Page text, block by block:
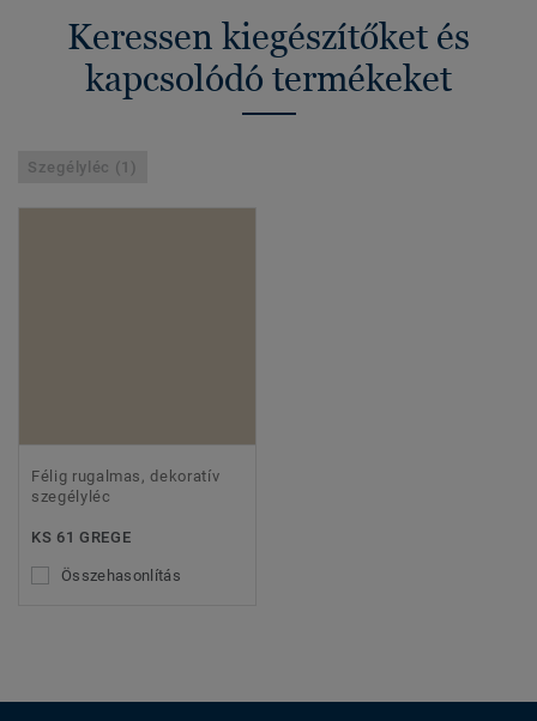
Keressen kiegészítőket és
kapcsolódó termékeket
Szegélyléc (1)
Félig rugalmas, dekoratív
szegélyléc
KS 61 GREGE
Összehasonlítás